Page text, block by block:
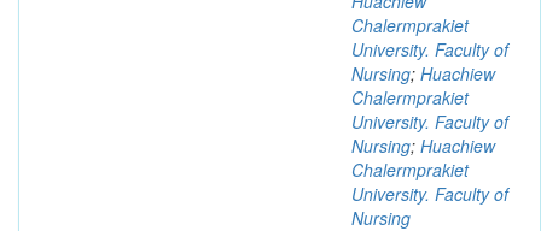
Chalermprakiet
University. Faculty of
Nursing; Huachiew
Chalermprakiet
University. Faculty of
Nursing; Huachiew
Chalermprakiet
University. Faculty of
Nursing